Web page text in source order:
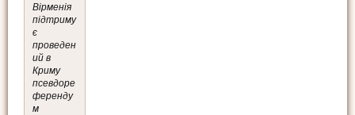
Вірменія
підтриму
є
проведен
ий в
Криму
псевдоре
ференду
м